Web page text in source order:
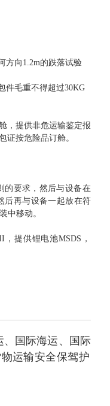
方向1.2m的跌落试验
件毛重不得超过30KG
，提供非危运输鉴定报
证按危险品订舱。
的要求，然后与设备在
后再与设备一起放在符
中移动。
提供锂电池MSDS，
、国际海运、国际
运输安全保驾护